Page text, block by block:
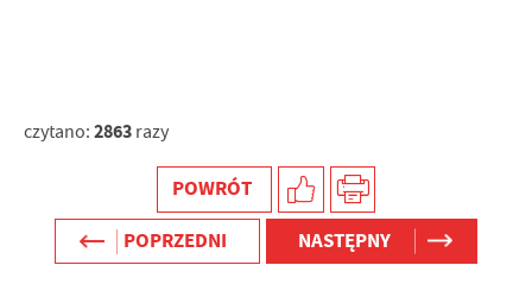
czytano: 2863 razy
POWRÓT
POPRZEDNI
NASTĘPNY